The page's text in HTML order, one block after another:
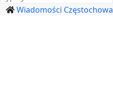
Wiadomości Częstochowa